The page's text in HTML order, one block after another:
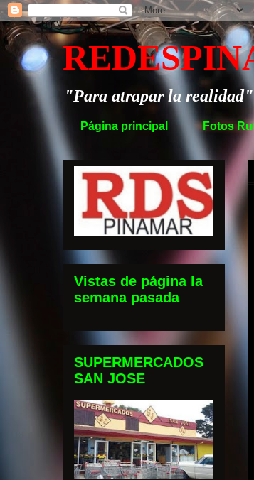
"Para atrapar la realidad"
Página principal Fotos
Vistas de página la
semana pasada
SUPERMERCADOS
SAN JOSE